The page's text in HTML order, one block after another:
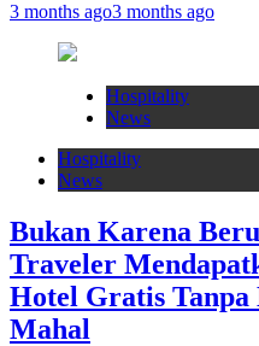
3 months ago3 months ago
Hospitality
News
Hospitality
News
Bukan Karena
Traveler
Hotel Gratis
Mahal